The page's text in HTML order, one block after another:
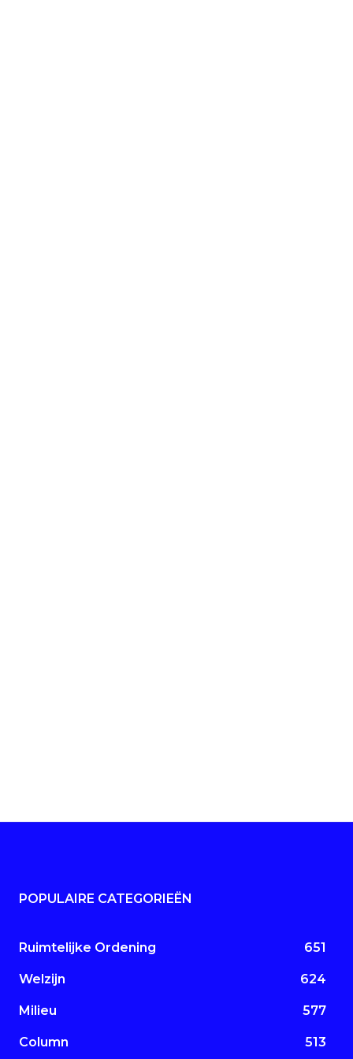
POPULAIRE CATEGORIEËN
Ruimtelijke Ordening 651
Welzijn 624
Milieu 577
Column 513